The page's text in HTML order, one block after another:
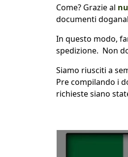
Come? Grazie al
documenti
In questo modo,
spedizione. Non
Siamo riusciti a
Pre compilando i
richieste siano